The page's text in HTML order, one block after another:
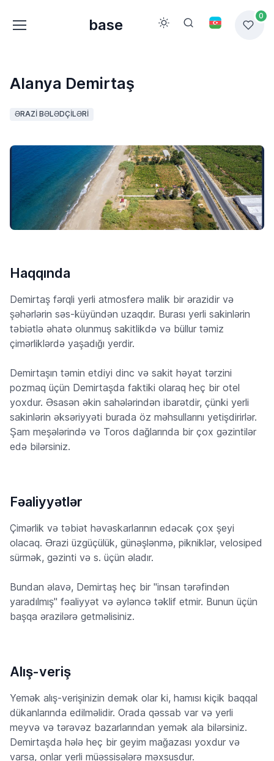
base
0
Alanya Demirtaş
ƏRAZI BƏLƏDÇILƏRI
Haqqında
Demirtaş fərqli yerli atmosferə malik bir ərazidir və
şəhərlərin səs-küyündən uzaqdır. Burası yerli sakinlərin
təbiətlə əhatə olunmuş sakitlikdə və büllur təmiz
çimərliklərdə yaşadığı yerdir.
Demirtaşın təmin etdiyi dinc və sakit həyat tərzini
pozmaq üçün Demirtaşda faktiki olaraq heç bir otel
yoxdur. Əsasən əkin sahələrindən ibarətdir, çünki yerli
sakinlərin əksəriyyəti burada öz məhsullarını yetişdirirlər.
Şam meşələrində və Toros dağlarında bir çox gəzintilər
edə bilərsiniz.
Fəaliyyətlər
Çimərlik və təbiət həvəskarlarının edəcək çox şeyi
olacaq. Ərazi üzgüçülük, günəşlənmə, pikniklər, velosiped
sürmək, gəzinti və s. üçün əladır.
Bundan əlavə, Demirtaş heç bir "insan tərəfindən
yaradılmış" fəaliyyət və əyləncə təklif etmir. Bunun üçün
başqa ərazilərə getməlisiniz.
Alış-veriş
Yemək alış-verişinizin demək olar ki, hamısı kiçik baqqal
dükanlarında edilməlidir. Orada qəssab var və yerli
meyvə və tərəvəz bazarlarından yemək ala bilərsiniz.
Demirtaşda hələ heç bir geyim mağazası yoxdur və
varsa, onlar yerli müəssisələrə məxsusdur.